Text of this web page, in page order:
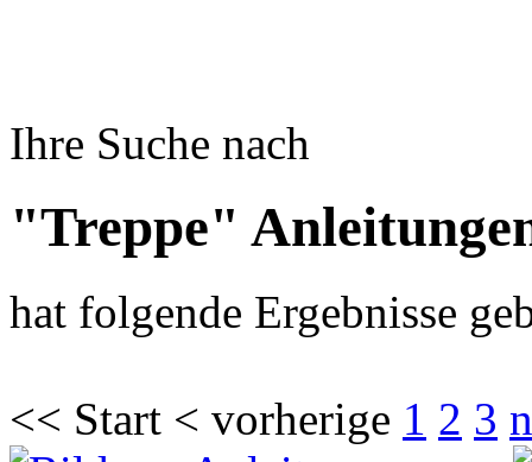
Ihre Suche nach
"Treppe"
hat folgende Ergebnisse
<< Start < vorherige 1 2 3